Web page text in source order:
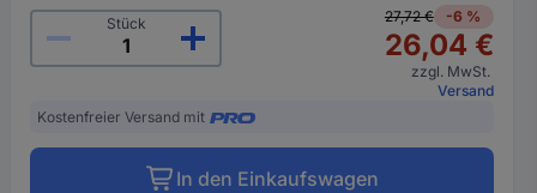
Stück
27,72 €
-6 %
26,04 €
zzgl. MwSt.
Versand
Kostenfreier Versand mit
In den Einkaufswagen